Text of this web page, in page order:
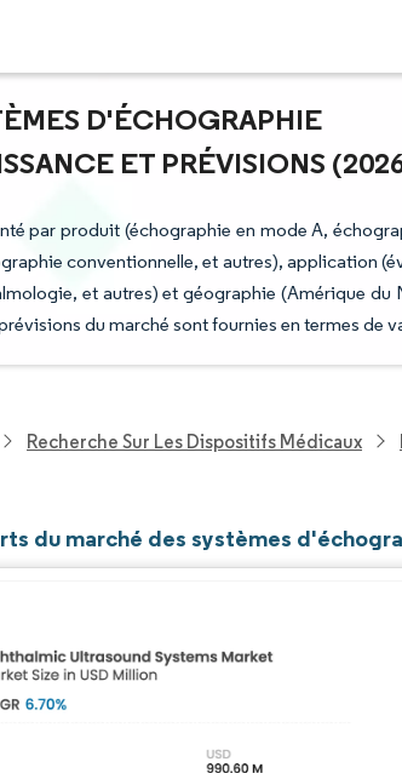
D'ÉCHOGRAPHIE
ET PRÉVISIONS
par produit (échographie en mode A,
conventionnelle, et autres), application
et autres) et géographie (Amérique du
du marché sont fournies en termes de
Recherche Sur Les Dispositifs Médicaux
du marché des systèmes